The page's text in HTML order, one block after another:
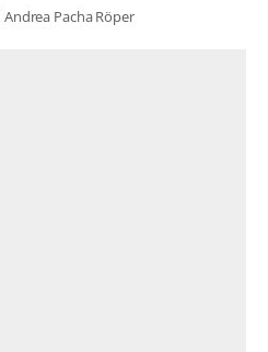
Andrea Pacha Röper